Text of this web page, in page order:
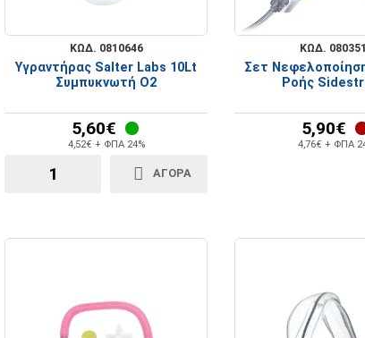
ΚΩΔ. 0810646
Υγραντήρας Salter Labs 10Lt
Συμπυκνωτή Ο2
5,60€
4,52€ + ΦΠΑ 24%
ΑΓΟΡΑ
ΚΩΔ.
Σετ
Ροής
5,90€
4,76€ + ΦΠΑ